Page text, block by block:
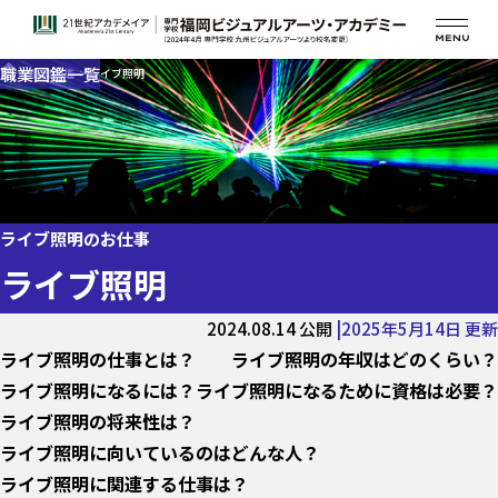
職業図鑑一覧
職業図鑑一覧
アーティストやアニメの アフレコ・ゲーム音楽
舞台
ファッション業界
映画・特撮・ドラマの現場
テレビ番組（情報・バラエティー）
テーマパーク業界
ミュージックビデオ業界
出版業界
ライブ・コンサート系
職業図鑑 ライブ照明
ライブ照明のお仕事
ライブ照明
2024.08.14 公開 2025年5月14日 更新
ライブ照明の仕事とは？
ライブ照明の年収はどのくらい？
ライブ照明になるには？ ライブ照明になるために資格は必要？
ライブ照明の将来性は？
ライブ照明に向いているのはどんな人？
ライブ照明に関連する仕事は？